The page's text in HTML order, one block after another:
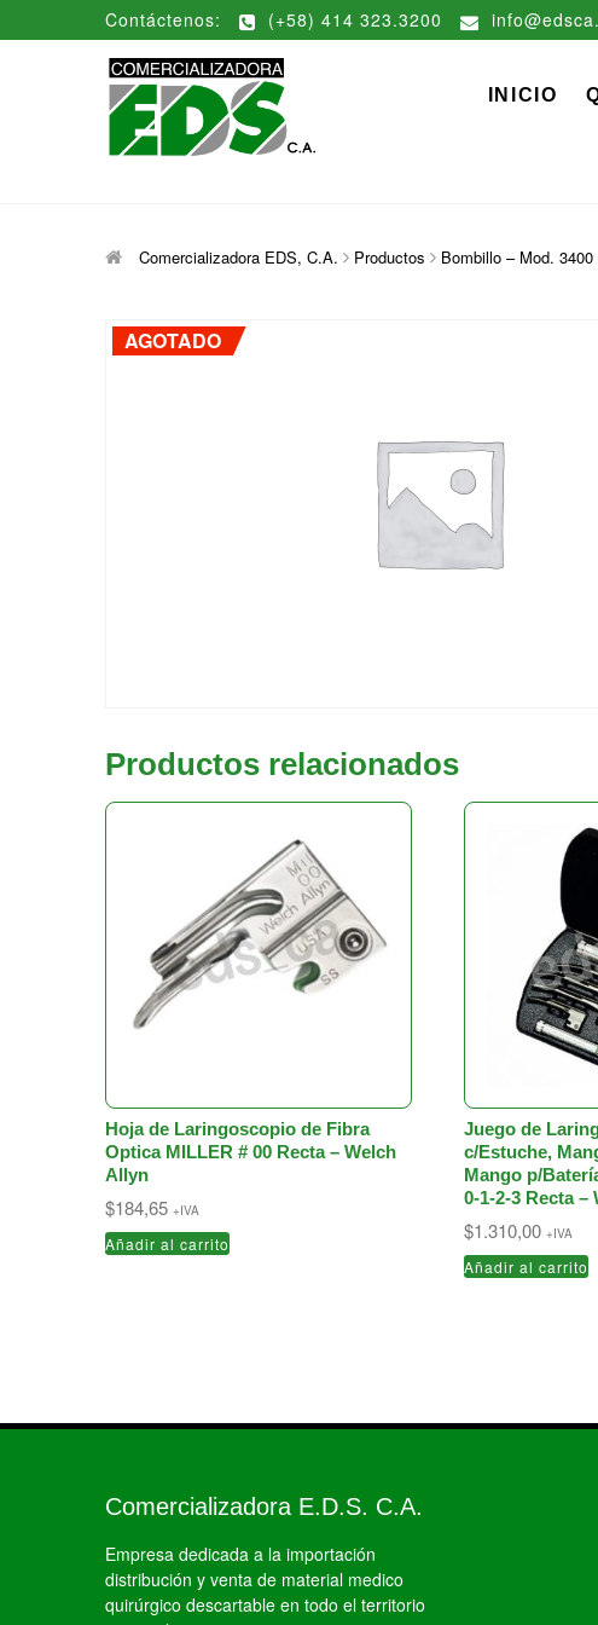
Contáctenos: (+58) 414 323.3200
INICIO
Comercializadora EDS, C.A. Productos Bombillo – Mod.
AGOTADO
Productos relacionados
Hoja de Laringoscopio de Fibra
Optica MILLER # 00 Recta – Welch
Allyn
$184,65 +IVA
Añadir al carrito
Juego de
c/Estuche,
Mango p/
0-1-2-3 Recta –
$1.310,00 +IVA
Añadir al carrito
Comercializadora E.D.S. C.A.
Empresa dedicada a la importación
distribución y venta de material medico
quirúrgico descartable en todo el territorio